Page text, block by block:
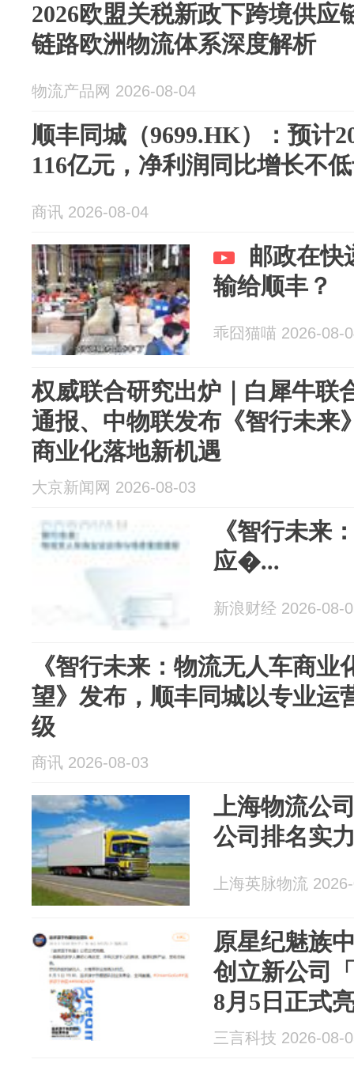
2026欧盟关税新政下跨境供应
链路欧洲物流体系深度解析
物流产品网 2026-08-04
顺丰同城（9699.HK）：预计
116亿元，净利润同比增长不
商讯 2026-08-04
邮政在快
输给顺丰？
乖囧猫喵 2026-08-
权威联合研究出炉｜白犀牛联
通报、中物联发布《智行未来
商业化落地新机遇
大京新闻网 2026-08-03
《智行未来
应�...
新浪财经 2026-08-
《智行未来：物流无人车商
望》发布，顺丰同城以专业运
级
商讯 2026-08-03
上海物流公
公司排名实
上海英脉物流
原星纪魅族
创立新公司
8月5日正式
三言科技 2026-08-